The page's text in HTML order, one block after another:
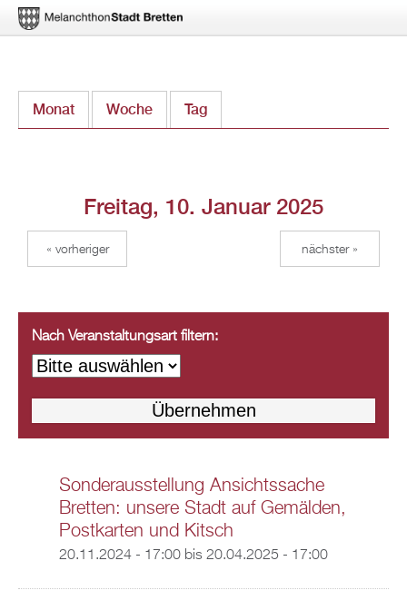
zum
Monat Woche Tag
Freitag, 10. Januar 2025
« vorheriger nächster »
Nach Veranstaltungsart filtern:
Sonderausstellung Ansichtssache
Bretten: unsere Stadt auf Gemälden,
Postkarten und Kitsch
20.11.2024 - 17:00bis 20.04.2025 - 17:00